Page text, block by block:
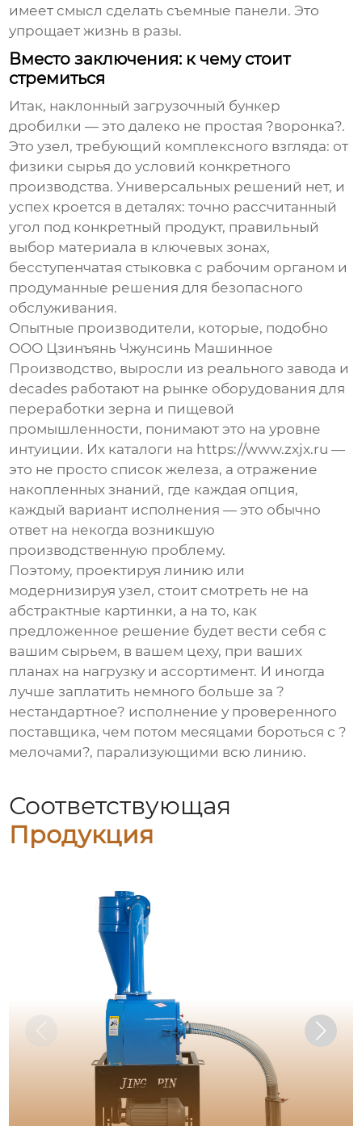
имеет смысл сделать съемные панели. Это
упрощает жизнь в разы.
Вместо заключения: к чему стоит
стремиться
Итак, наклонный загрузочный бункер
дробилки — это далеко не простая ?воронка?.
Это узел, требующий комплексного взгляда: от
физики сырья до условий конкретного
производства. Универсальных решений нет, и
успех кроется в деталях: точно рассчитанный
угол под конкретный продукт, правильный
выбор материала в ключевых зонах,
бесступенчатая стыковка с рабочим органом и
продуманные решения для безопасного
обслуживания.
Опытные производители, которые, подобно
ООО Цзинъянь Чжунсинь Машинное
Производство, выросли из реального завода и
decades работают на рынке оборудования для
переработки зерна и пищевой
промышленности, понимают это на уровне
интуиции. Их каталоги на https://www.zxjx.ru —
это не просто список железа, а отражение
накопленных знаний, где каждая опция,
каждый вариант исполнения — это обычно
ответ на некогда возникшую
производственную проблему.
Поэтому, проектируя линию или
модернизируя узел, стоит смотреть не на
абстрактные картинки, а на то, как
предложенное решение будет вести себя с
вашим сырьем, в вашем цеху, при ваших
планах на нагрузку и ассортимент. И иногда
лучше заплатить немного больше за ?
нестандартное? исполнение у проверенного
поставщика, чем потом месяцами бороться с ?
мелочами?, парализующими всю линию.
Соответствующая
Продукция